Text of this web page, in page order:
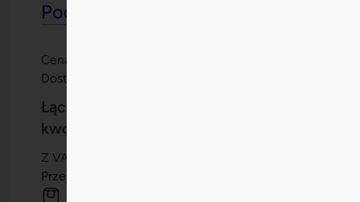
Podsumowanie
Cena produktów
Dostawa od:
Łączna
kwota:
Z VAT
Przejdź do kasy